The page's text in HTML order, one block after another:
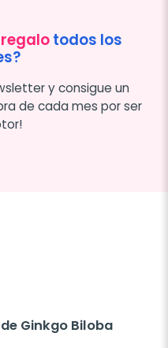
regalotodos los
y consigue un
de cada mes por ser
Ginkgo Biloba